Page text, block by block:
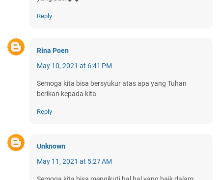
Reply
Rina Poen
May 10, 2021 at 6:41 PM
Semoga kita bisa bersyukur atas apa yang Tuhan
berikan kepada kita
Reply
Unknown
May 11, 2021 at 5:27 AM